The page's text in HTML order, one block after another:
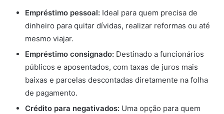
Empréstimo pessoal: Ideal para quem precisa de
dinheiro para quitar dívidas, realizar reformas ou até
mesmo viajar.
Empréstimo consignado: Destinado a funcionários
públicos e aposentados, com taxas de juros mais
baixas e parcelas descontadas diretamente na folha
de pagamento.
Crédito para negativados: Uma opção para quem